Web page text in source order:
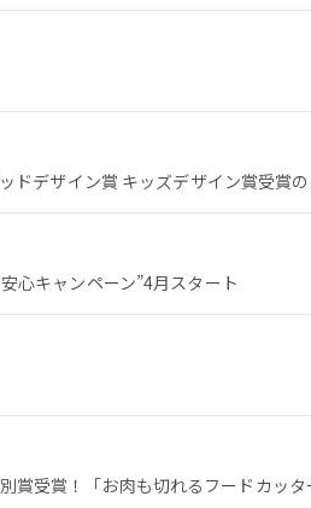
ドデザイン賞 キッズデザイン賞受賞
心キャンペーン”4月スタート
賞受賞！「お肉も切れるフードカッ